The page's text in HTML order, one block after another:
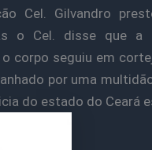
Cel. Gilvandro
o Cel. disse que a
o corpo seguiu em
por uma
do estado do Ceará